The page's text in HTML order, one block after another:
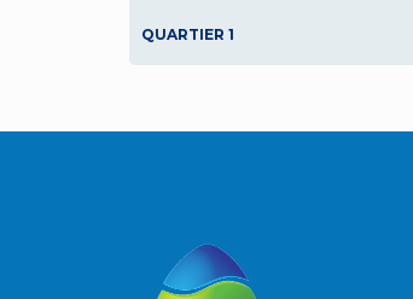
QUARTIER 1